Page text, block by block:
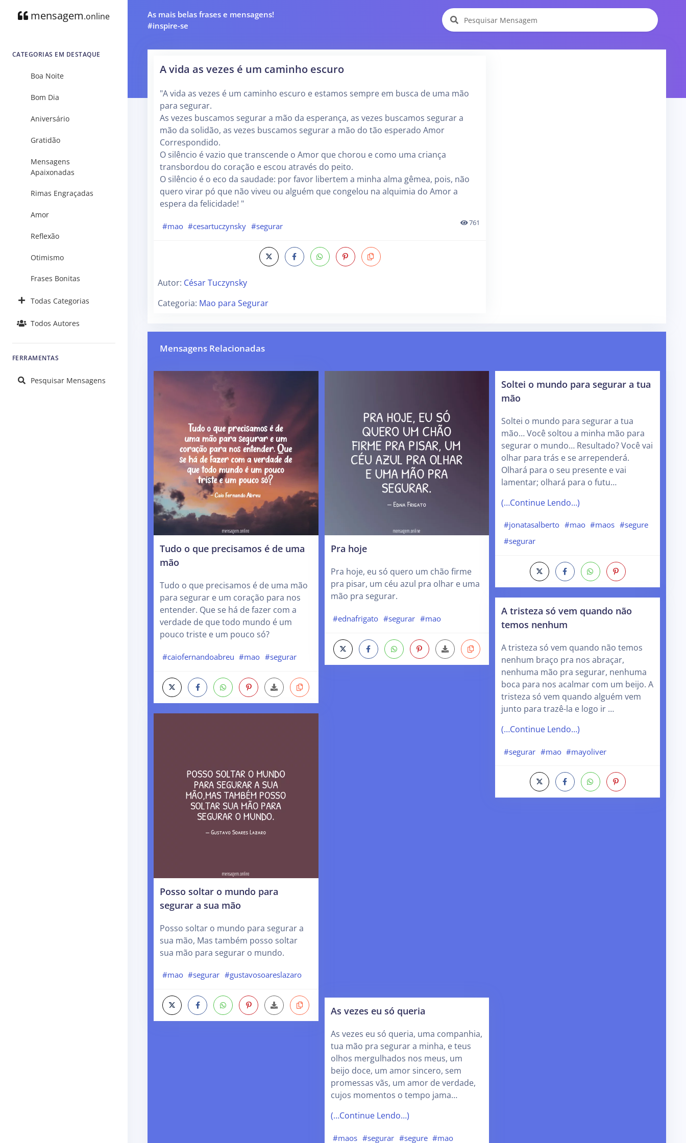
mensagem.online
CATEGORIAS EM DESTAQUE
Boa Noite
Bom Dia
Aniversário
Gratidão
Mensagens
Apaixonadas
Rimas Engraçadas
Amor
Reflexão
Otimismo
Frases Bonitas
Todas Categorias
Todos Autores
FERRAMENTAS
Pesquisar Mensagens
As mais belas frases e mensagens!
#inspire-se
A vida as vezes é um caminho escuro
"A vida as vezes é um caminho escuro e estamos sempre em busca de uma mão
para segurar.
As vezes buscamos segurar a mão da esperança, as vezes buscamos segurar a
mão da solidão, as vezes buscamos segurar a mão do tão esperado Amor
Correspondido.
O silêncio é vazio que transcende o Amor que chorou e como uma criança
transbordou do coração e escou através do peito.
O silêncio é o eco da saudade: por favor libertem a minha alma gêmea, pois, não
quero virar pó que não viveu ou alguém que congelou na alquimia do Amor a
espera da felicidade! "
#mao #cesartuczynsky #segurar 761
Autor: César Tuczynsky
Categoria: Mao para Segurar
Mensagens Relacionadas
Tudo o que precisamos é de uma
mão
Tudo o que precisamos é de uma mão
para segurar e um coração para nos
entender. Que se há de fazer com a
verdade de que todo mundo é um
pouco triste e um pouco só?
#caiofernandoabreu #mao #segurar
Posso soltar o mundo para
segurar a sua mão
Posso soltar o mundo para segurar a
sua mão, Mas também posso soltar
sua mão para segurar o mundo.
#mao #segurar #gustavosoareslazaro
Pra hoje
Pra hoje, eu só quero um chão firme
pra pisar, um céu azul pra olhar e uma
mão pra segurar.
#ednafrigato #segurar #mao
As vezes eu só queria
As vezes eu só queria, uma companhia,
tua mão pra segurar a minha, e teus
olhos mergulhados nos meus, um
beijo doce, um amor sincero, sem
promessas vãs, um amor de verdade,
cujos momentos o tempo jama…
(…Continue Lendo…)
#maos #segurar #segure #mao
Soltei o mundo para segurar a tua
mão
Soltei o mundo para segurar a tua
mão… Você soltou a minha mão para
segurar o mundo… Resultado? Você vai
olhar para trás e se arrependerá.
Olhará para o seu presente e vai
lamentar; olhará para o futu…
(…Continue Lendo…)
#jonatasalberto #mao #maos #segure
#segurar
A tristeza só vem quando não
temos nenhum
A tristeza só vem quando não temos
nenhum braço pra nos abraçar,
nenhuma mão pra segurar, nenhuma
boca para nos acalmar com um beijo. A
tristeza só vem quando alguém vem
junto para trazê-la e logo ir …
(…Continue Lendo…)
#segurar #mao #mayoliver